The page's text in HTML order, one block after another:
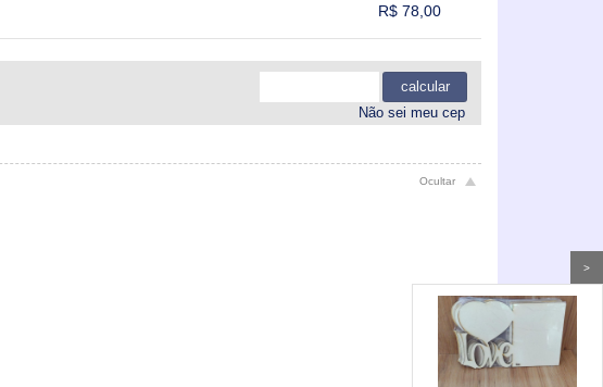
>
R$ 78,00
... ..
calcular
Não sei meu cep